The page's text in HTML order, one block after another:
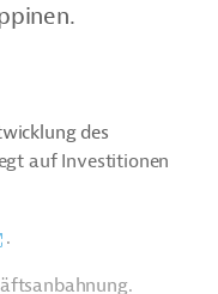
des
auf Investitionen
.